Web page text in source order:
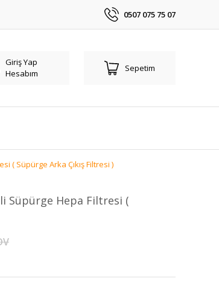
0507 075 75 07
Giriş Yap
Hesabım
Sepetim
( Süpürge Arka Çıkış Filtresi )
Süpürge Hepa Filtresi (